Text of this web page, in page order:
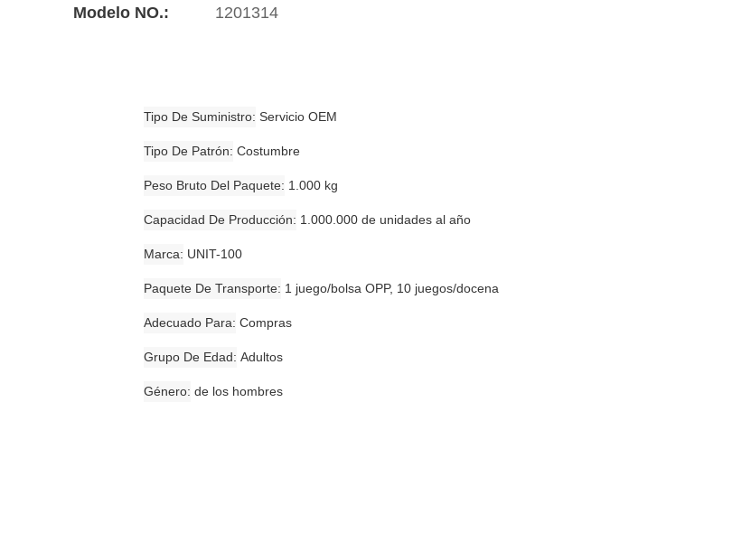
Modelo NO.:
1201314
Tipo De Suministro Servicio OEM
Tipo De Patrón Costumbre
Peso Bruto Del Paquete 1.000 kg
Capacidad De Producción 1.000.000 de unidades al año
Marca UNIT-100
Paquete De Transporte 1 juego/bolsa OPP, 10 juegos/docena
Adecuado Para Compras
Grupo De Edad Adultos
Género de los hombres